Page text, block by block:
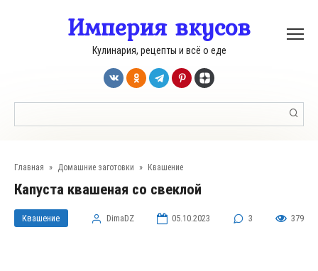
Империя вкусов
Кулинария, рецепты и всё о еде
Главная » Домашние заготовки » Квашение
Капуста квашеная со свеклой
Квашение DimaDZ 05.10.2023 3 379